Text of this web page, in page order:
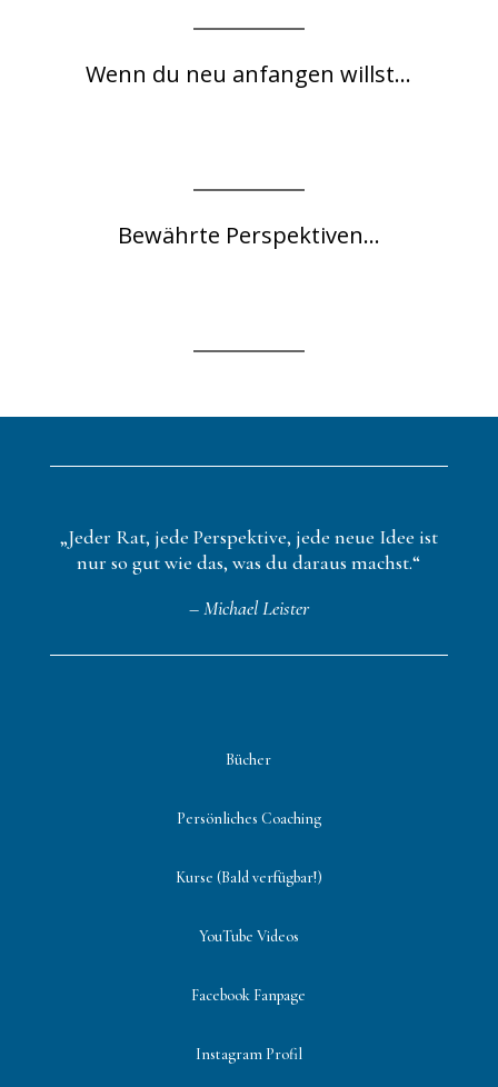
Wenn du neu anfangen willst...
Bewährte Perspektiven...
„Jeder Rat, jede Perspektive, jede neue Idee ist
nur so gut wie das, was du daraus machst.“
– Michael Leister
Bücher
Persönliches Coaching
Kurse (Bald verfügbar!)
YouTube Videos
Facebook Fanpage
Instagram Profil